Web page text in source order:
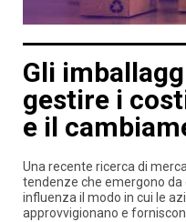
Gli
gestire i
e il
Una recente ricerca di
tendenze che emergono
influenza il modo in cui le
approvvigionano e